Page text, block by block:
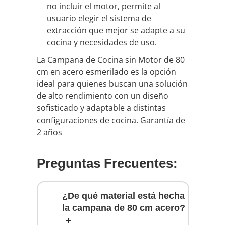
no incluir el motor, permite al
usuario elegir el sistema de
extracción que mejor se adapte a su
cocina y necesidades de uso.
La Campana de Cocina sin Motor de 80
cm en acero esmerilado es la opción
ideal para quienes buscan una solución
de alto rendimiento con un diseño
sofisticado y adaptable a distintas
configuraciones de cocina. Garantía de
2 años
Preguntas Frecuentes:
¿De qué material está hecha
la campana de 80 cm acero?